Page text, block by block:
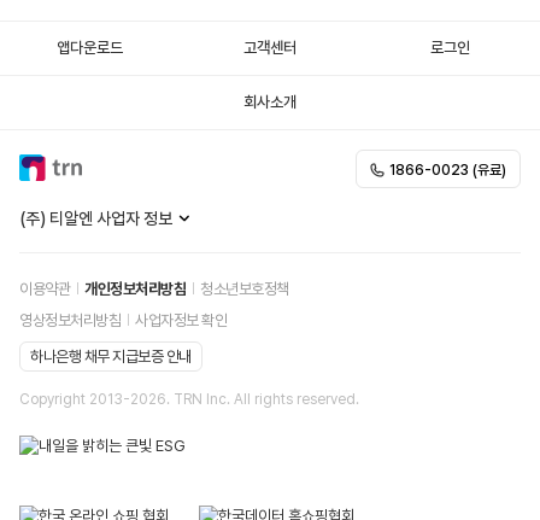
앱다운로드 고객센터 로그인
회사소개
(주) 티알엔 사업자 정보
이용약관 개인정보처리방침
청소년보호정책
영상정보처리방침
사업자정보 확인
하나은행 채무 지급보증 안내
Copyright 2013-2026. TRN Inc. All rights reserved.
1866-0023 (유료)